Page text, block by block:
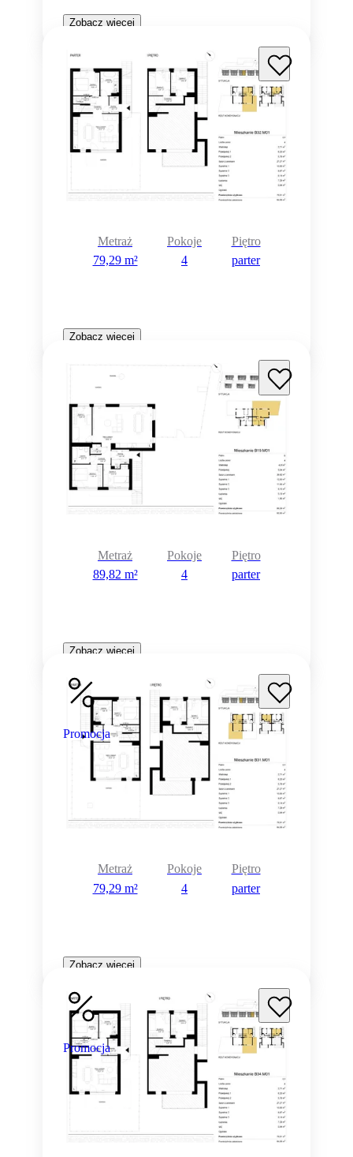
Zobacz więcej
Metraż
79,29 m²
Pokoje
4
Piętro
parter
Zobacz więcej
Metraż
89,82 m²
Pokoje
4
Piętro
parter
Zobacz więcej
Promocja
Metraż
79,29 m²
Pokoje
4
Piętro
parter
Zobacz więcej
Promocja